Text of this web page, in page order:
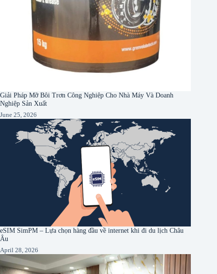
Giải Pháp Mỡ Bôi Trơn Công Nghiệp Cho Nhà Máy Và Doanh
Nghiệp Sản Xuất
June 25, 2026
eSIM SimPM – Lựa chọn hàng đầu về internet khi đi du lịch Châu
Âu
April 28, 2026